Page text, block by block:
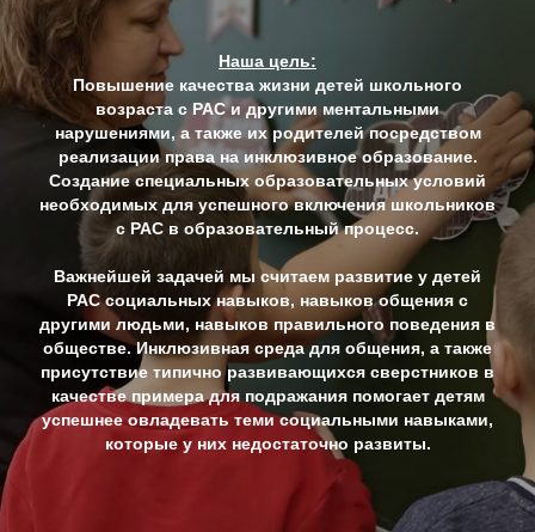
Наша цель:
Повышение качества жизни детей школьного
возраста с РАС и другими ментальными
нарушениями, а также их родителей посредством
реализации права на инклюзивное образование.
Создание специальных образовательных условий
необходимых для успешного включения школьников
с РАС в образовательный процесс.
Важнейшей задачей мы считаем развитие у детей
РАС социальных навыков, навыков общения с
другими людьми, навыков правильного поведения в
обществе. Инклюзивная среда для общения, а также
присутствие типично развивающихся сверстников в
качестве примера для подражания помогает детям
успешнее овладевать теми социальными навыками,
которые у них недостаточно развиты.